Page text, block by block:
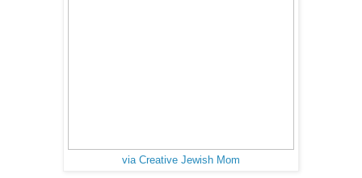
via Creative Jewish Mom